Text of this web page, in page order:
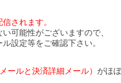
されます。
可能性がございますので、
設定等をご確認下さい。
ールと決済詳細メール） がほ